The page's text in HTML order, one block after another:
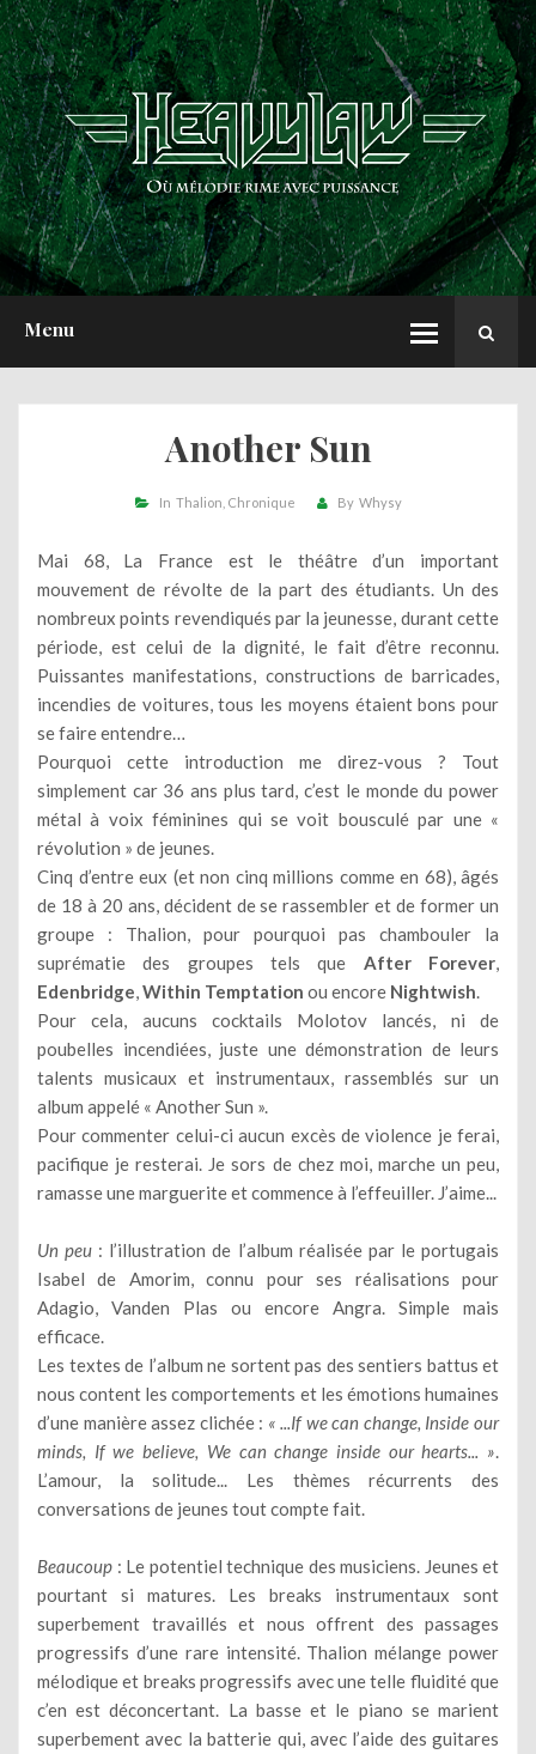
Menu
ACCUEIL
NEWS
CHRONIQUES
INTERVIEWS
REPORTS
A PROPOS
Another Sun
In Thalion Chronique By Whysy
Mai 68, La France est le théâtre d’un important
mouvement de révolte de la part des étudiants. Un des
nombreux points revendiqués par la jeunesse, durant cette
période, est celui de la dignité, le fait d’être reconnu.
Puissantes manifestations, constructions de barricades,
incendies de voitures, tous les moyens étaient bons pour
se faire entendre…
Pourquoi cette introduction me direz-vous ? Tout
simplement car 36 ans plus tard, c’est le monde du power
métal à voix féminines qui se voit bousculé par une «
révolution » de jeunes.
Cinq d’entre eux (et non cinq millions comme en 68), âgés
de 18 à 20 ans, décident de se rassembler et de former un
groupe : Thalion, pour pourquoi pas chambouler la
suprématie des groupes tels que After Forever,
Edenbridge,Within Temptation ou encore Nightwish.
Pour cela, aucuns cocktails Molotov lancés, ni de
poubelles incendiées, juste une démonstration de leurs
talents musicaux et instrumentaux, rassemblés sur un
album appelé « Another Sun ».
Pour commenter celui-ci aucun excès de violence je ferai,
pacifique je resterai. Je sors de chez moi, marche un peu,
ramasse une marguerite et commence à l’effeuiller. J’aime...
Un peu : l’illustration de l’album réalisée par le portugais
Isabel de Amorim, connu pour ses réalisations pour
Adagio, Vanden Plas ou encore Angra. Simple mais
efficace.
Les textes de l’album ne sortent pas des sentiers battus et
nous content les comportements et les émotions humaines
d’une manière assez clichée : « ...If we can change, Inside our
minds, If we believe, We can change inside our hearts... ».
L’amour, la solitude... Les thèmes récurrents des
conversations de jeunes tout compte fait.
Beaucoup : Le potentiel technique des musiciens. Jeunes et
pourtant si matures. Les breaks instrumentaux sont
superbement travaillés et nous offrent des passages
progressifs d’une rare intensité. Thalion mélange power
mélodique et breaks progressifs avec une telle fluidité que
c’en est déconcertant. La basse et le piano se marient
superbement avec la batterie qui, avec l’aide des guitares